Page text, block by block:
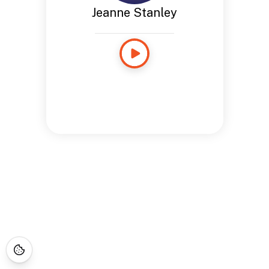
Jeanne Stanley